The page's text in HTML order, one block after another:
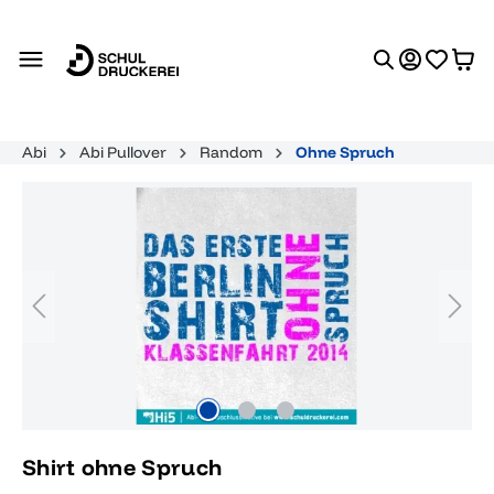
Abi Abi Pullover Random
Ohne Spruch
Bildergalerie überspringen
Shirt ohne Spruch